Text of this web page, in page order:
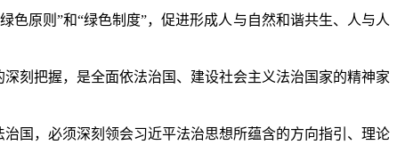
原则”和“绿色制度”，促进形成人与自然和谐共生、人与人
刻把握，是全面依法治国、建设社会主义法治国家的精神家
国，必须深刻领会习近平法治思想所蕴含的方向指引、理论